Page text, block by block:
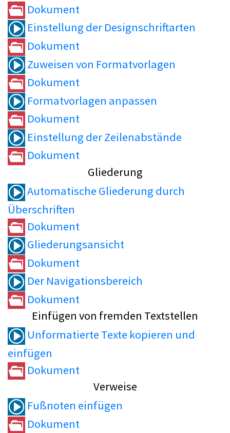
Dokument
Einstellung der Designschriftarten
Dokument
Zuweisen von Formatvorlagen
Dokument
Formatvorlagen anpassen
Dokument
Einstellung der Zeilenabstände
Dokument
Gliederung
Automatische Gliederung durch
Überschriften
Dokument
Gliederungsansicht
Dokument
Der Navigationsbereich
Dokument
Einfügen von fremden Textstellen
Unformatierte Texte kopieren und
einfügen
Dokument
Verweise
Fußnoten einfügen
Dokument